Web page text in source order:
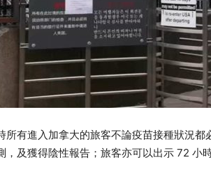
所有進入加拿大的旅客不論疫苗接種狀況
，及獲得陰性報告；旅客亦可以出示 72 小